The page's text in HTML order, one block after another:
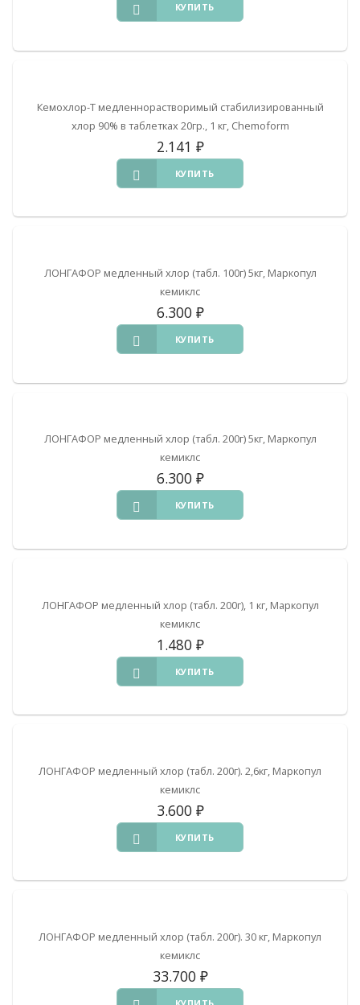
КУПИТЬ
Кемохлор-Т медленнорастворимый стабилизированный
хлор 90% в таблетках 20гр., 1 кг, Chemoform
2.141 ₽
КУПИТЬ
ЛОНГАФОР медленный хлор (табл. 100г) 5кг, Маркопул
кемиклс
6.300 ₽
КУПИТЬ
ЛОНГАФОР медленный хлор (табл. 200г) 5кг, Маркопул
кемиклс
6.300 ₽
КУПИТЬ
ЛОНГАФОР медленный хлор (табл. 200г), 1 кг, Маркопул
кемиклс
1.480 ₽
КУПИТЬ
ЛОНГАФОР медленный хлор (табл. 200г). 2,6кг, Маркопул
кемиклс
3.600 ₽
КУПИТЬ
ЛОНГАФОР медленный хлор (табл. 200г). 30 кг, Маркопул
кемиклс
33.700 ₽